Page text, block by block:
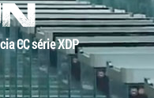
CC série XDP